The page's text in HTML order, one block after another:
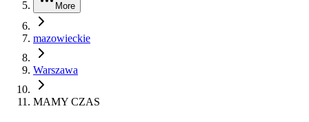
More
mazowieckie
Warszawa
MAMY CZAS